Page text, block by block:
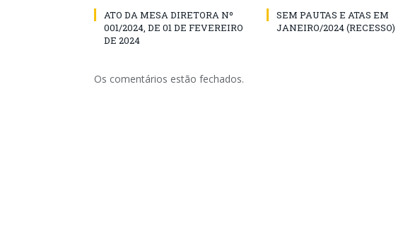
ATO DA MESA DIRETORA Nº
001/2024, DE 01 DE FEVEREIRO
DE 2024
SEM PAUTAS E ATAS EM
JANEIRO/2024 (RECESSO)
Os comentários estão fechados.